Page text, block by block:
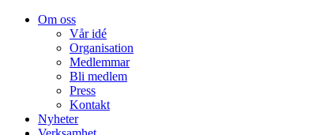
Om oss
Vår idé
Organisation
Medlemmar
Bli medlem
Press
Kontakt
Nyheter